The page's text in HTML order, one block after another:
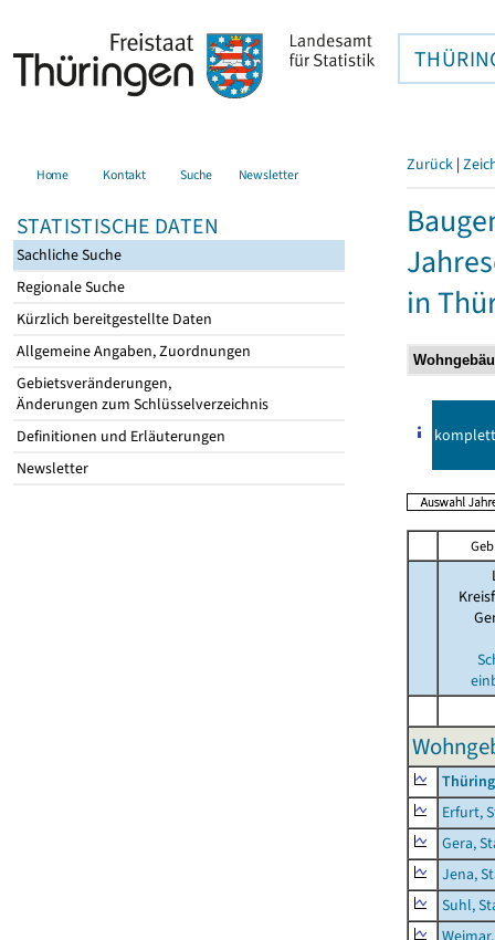
Home Kontakt Suche Newsletter
STATISTISCHE DATEN
Sachliche Suche
Regionale Suche
Kürzlich bereitgestellte Daten
Allgemeine Angaben, Zuordnungen
Gebietsveränderungen,
Änderungen zum Schlüsselverzeichnis
Definitionen und Erläuterungen
Newsletter
Zurück |
in
komplett
Erfurt,
Gera,
Jena,
Suhl,